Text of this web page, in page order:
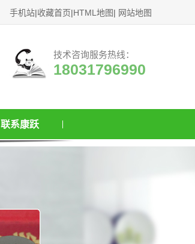
手机站|收藏首页|HTML地图| 网站地图
技术咨询服务热线：
18031796990
联系康跃